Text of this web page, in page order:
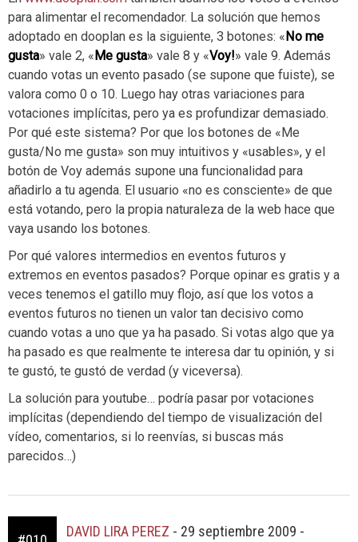
para alimentar el recomendador. La solución que hemos
adoptado en dooplan es la siguiente, 3 botones: «No me
gusta» vale 2, «Me gusta» vale 8 y «Voy!» vale 9. Además
cuando votas un evento pasado (se supone que fuiste), se
valora como 0 o 10. Luego hay otras variaciones para
votaciones implícitas, pero ya es profundizar demasiado.
Por qué este sistema? Por que los botones de «Me
gusta/No me gusta» son muy intuitivos y «usables», y el
botón de Voy además supone una funcionalidad para
añadirlo a tu agenda. El usuario «no es consciente» de que
está votando, pero la propia naturaleza de la web hace que
vaya usando los botones.
Por qué valores intermedios en eventos futuros y
extremos en eventos pasados? Porque opinar es gratis y a
veces tenemos el gatillo muy flojo, así que los votos a
eventos futuros no tienen un valor tan decisivo como
cuando votas a uno que ya ha pasado. Si votas algo que ya
ha pasado es que realmente te interesa dar tu opinión, y si
te gustó, te gustó de verdad (y viceversa).
La solución para youtube… podría pasar por votaciones
implícitas (dependiendo del tiempo de visualización del
vídeo, comentarios, si lo reenvías, si buscas más
parecidos…)
DAVID LIRA PEREZ - 29 septiembre 2009 -